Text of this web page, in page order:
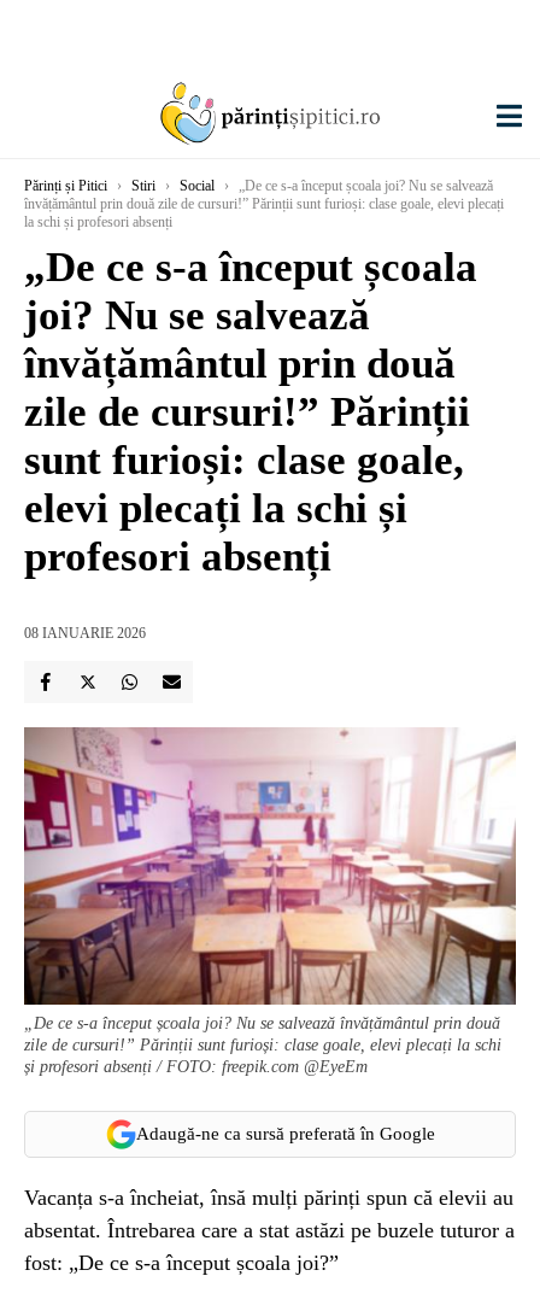
Părinți și Pitici › Stiri › Social ›
„De ce s-a început școala joi? Nu se salvează
învățământul prin două zile de cursuri!” Părinții sunt furioși: clase goale, elevi plecați
la schi și profesori absenți
„De ce s-a început școala
joi? Nu se salvează
învățământul prin două
zile de cursuri!” Părinții
sunt furioși: clase goale,
elevi plecați la schi și
profesori absenți
08 IANUARIE 2026
„De ce s-a început școala joi? Nu se salvează învățământul prin două
zile de cursuri!” Părinții sunt furioși: clase goale, elevi plecați la schi
și profesori absenți / FOTO: freepik.com @EyeEm
Adaugă-ne ca sursă preferată în Google
Vacanța s-a încheiat, însă mulți părinți spun că elevii au
absentat. Întrebarea care a stat astăzi pe buzele tuturor a
fost: „De ce s-a început școala joi?”